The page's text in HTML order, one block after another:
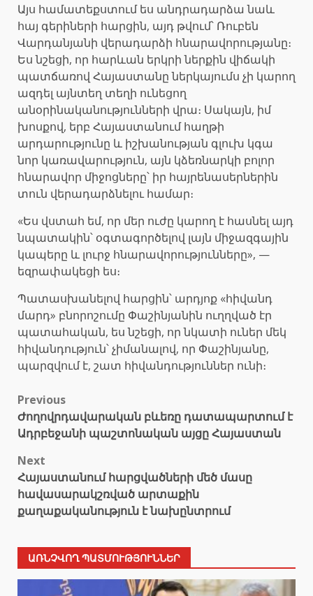
Այս համատեքստում ես անդրադարձա նաև
հայ գերիների հարցին, այդ թվում՝ Ռուբեն
Վարդանյանի վերադարձի հնարավորությանը։
Ես նշեցի, որ հարևան երկրի ներքին վիճակի
պատճառով Հայաստանը ներկայումս չի կարող
ազդել այնտեղ տեղի ունեցող
անօրինականությունների վրա։ Սակայն, իմ
խոսքով, երբ Հայաստանում հաղթի
արդարությունը և իշխանության գլուխ կգա
նոր կառավարություն, այն կձեռնարկի բոլոր
հնարավոր միջոցները՝ իր հայրենասերներին
տուն վերադարձնելու համար։
«Ես վստահ եմ, որ մեր ուժը կարող է հասնել այդ
նպատակին՝ օգտագործելով լայն միջազգային
կապերը և լուրջ հնարավորությունները», —
եզրափակեցի ես։
Պատասխանելով հարցին՝ արդյոք «հիվանդ
մարդ» բնորոշումը Փաշինյանին ուղղված էր
պատահական, ես նշեցի, որ նկատի ուներ մեկ
հիվանդություն՝ չիմանալով, որ Փաշինյանը,
պարզվում է, շատ հիվանդություններ ունի։
Post
navigation
Previous
Ժողովրդավարական բևեռը դատապարտում է
Ադրբեջանի պաշտոնական այցը Հայաստան
Next
Հայաստանում հարցվածների մեծ մասը
հավասարակշռված արտաքին
քաղաքականություն է նախընտրում
ԱՌՆՉՎՈՂ ՊԱՏՄՈՒԹՅՈՒՆՆԵՐ